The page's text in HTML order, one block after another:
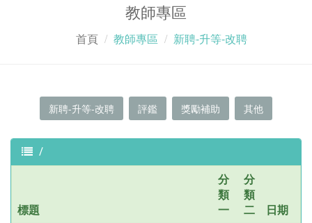
教師專區
首頁 教師專區 新聘-升等-改聘
新聘-升等-改聘 評鑑 獎勵補助 其他
/
標題
分
類
一
分
類
二
日期